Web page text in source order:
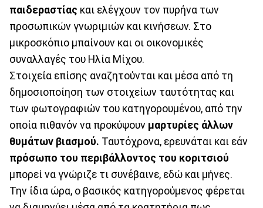
παιδεραστίας και ελέγχουν τον πυρήνα των
προσωπικών γνωριμιών και κινήσεων. Στο
μικροσκόπιο μπαίνουν και οι οικονομικές
συναλλαγές του Ηλία Μίχου.
Στοιχεία επίσης αναζητούνται και μέσα από τη
δημοσιοποίηση των στοιχείων ταυτότητας και
των φωτογραφιών του κατηγορουμένου, από την
οποία πιθανόν να προκύψουν μαρτυρίες άλλων
θυμάτων βιασμού. Ταυτόχρονα, ερευνάται και εάν
πρόσωπο του περιβάλλοντος του κοριτσιού
μπορεί να γνώριζε τι συνέβαινε, εδώ και μήνες.
Την ίδια ώρα, ο βασικός κατηγορούμενος φέρεται